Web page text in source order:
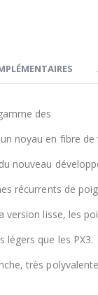
des
noyau en fibre de
nouveau
récurrents de
version lisse, les
légers que les PX3.
très